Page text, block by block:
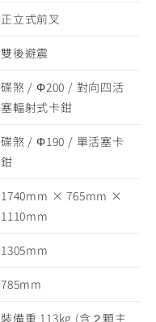
正立式前叉
雙後避震
碟煞 / Φ200 / 對向四活
塞輻射式卡鉗
碟煞 / Φ190 / 單活塞卡
鉗
1740mm × 765mm ×
1110mm
1305mm
785mm
裝備重 113kg (含２顆主